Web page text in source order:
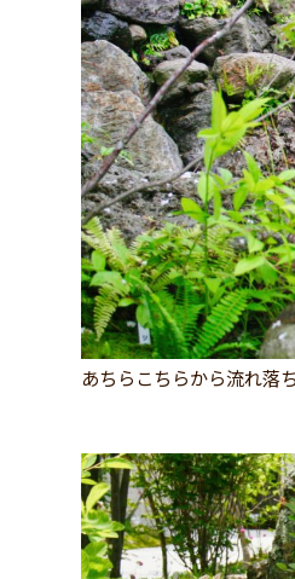
あちらこちらから流れ落